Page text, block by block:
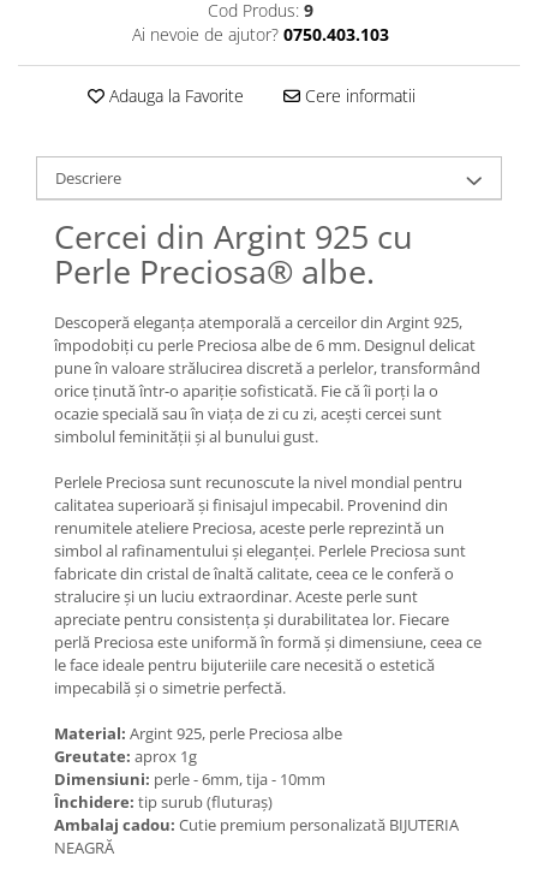
Lănțișoare cu Semilună
Lănțișoare cu Zodii
Lănțișoare cu Animale
Lănțișoare cu Pietre Naturale
Lănțișoare Argint Diverse
COLIERE CU PERLE
Coliere cu Perle Naturale
COLIERE ȘNUR REGLABIL
Coliere cu Inimioare
Coliere cu Cruce
Coliere cu Stea
Coliere cu Semilună
Coliere cu Zodii
Coliere cu Flori
Coliere cu Animale
Coliere cu Molecule
Coliere Diverse
BRĂȚĂRI
Brățări din Aur cu șnur reglabil
Brățări din Argint cu șnur reglabil
BRĂȚĂRI CU PIETRE SEMIPREȚIOASE
Brățări din Aur cu pietre
semiprețioase
Cod Produs: 9
Ai nevoie de ajutor? 0750.403.103
Adauga la Favorite Cere informatii
Descriere
Cercei din Argint 925 cu
Perle Preciosa® albe.
Descoperă eleganța atemporală a cerceilor din Argint 925,
împodobiți cu perle Preciosa albe de 6 mm. Designul delicat
pune în valoare strălucirea discretă a perlelor, transformând
orice ținută într-o apariție sofisticată. Fie că îi porți la o
ocazie specială sau în viața de zi cu zi, acești cercei sunt
simbolul feminității și al bunului gust.
Perlele Preciosa sunt recunoscute la nivel mondial pentru
calitatea superioară și finisajul impecabil. Provenind din
renumitele ateliere Preciosa, aceste perle reprezintă un
simbol al rafinamentului și eleganței. Perlele Preciosa sunt
fabricate din cristal de înaltă calitate, ceea ce le conferă o
stralucire și un luciu extraordinar. Aceste perle sunt
apreciate pentru consistența și durabilitatea lor. Fiecare
perlă Preciosa este uniformă în formă și dimensiune, ceea ce
le face ideale pentru bijuteriile care necesită o estetică
impecabilă și o simetrie perfectă.
Material: Argint 925, perle Preciosa albe
Greutate: aprox 1g
Dimensiuni: perle - 6mm, tija - 10mm
Închidere: tip surub (fluturaș)
Ambalaj cadou: Cutie premium personalizată BIJUTERIA
NEAGRĂ